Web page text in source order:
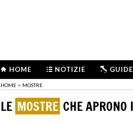
HOME NOTIZIE GUIDE
HOME > MOSTRE
LE MOSTRE CHE